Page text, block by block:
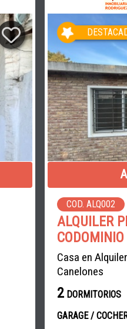
COD. ALQ002
ALQUILER
CODOMINIO
Casa en
Canelones
2 DORMITORIOS
GARAGE /